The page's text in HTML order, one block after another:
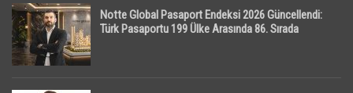
Notte Global Pasaport Endeksi 2026 Güncellendi:
Türk Pasaportu 199 Ülke Arasında 86. Sırada